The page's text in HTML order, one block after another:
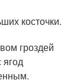
косточки.
гроздей